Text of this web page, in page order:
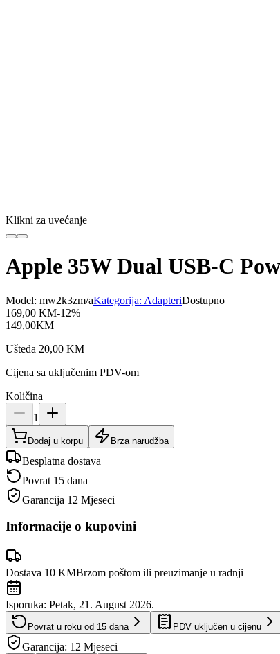
Klikni za uvećanje
Apple 35W Dual USB-C
Model: mw2k3zm/aKategorija: AdapteriDostupno
169,00 KM-12%
149,00KM
Ušteda 20,00 KM
Cijena sa uključenim PDV-om
Količina
1
Dodaj u korpu Brza narudžba
Besplatna dostava
Povrat 15 dana
Garancija 12 Mjeseci
Informacije o kupovini
Dostava 10 KMBrzom poštom ili preuzimanje u radnji
Isporuka: Petak, 21. August 2026.
Povrat u roku od 15 dana PDV uključen u cijenu
Garancija: 12 Mjeseci